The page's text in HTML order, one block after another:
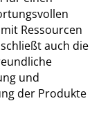
Ressourcen
auch die
und
der Produkte